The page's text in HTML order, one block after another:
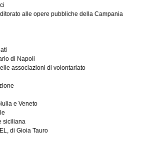
alle opere pubbliche della Campania
di Napoli
associazioni di volontariato
e Veneto
siciliana
di Gioia Tauro